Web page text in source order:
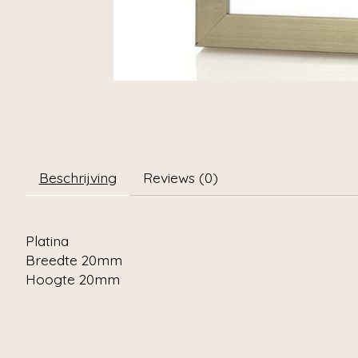
Beschrijving Reviews (0)
Platina
Breedte 20mm
Hoogte 20mm